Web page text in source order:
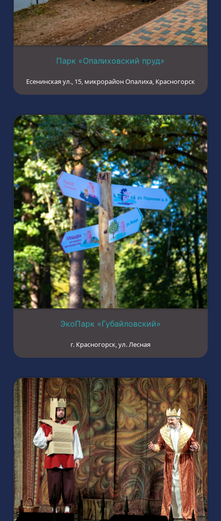
Парк «Опалиховский пруд»
Есенинская ул., 15, микрорайон Опалиха, Красногорск
ЭкоПарк «Губайловский»
г. Красногорск, ул. Лесная